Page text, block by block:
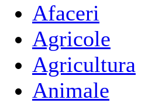
Afaceri
Agricole
Agricultura
Animale